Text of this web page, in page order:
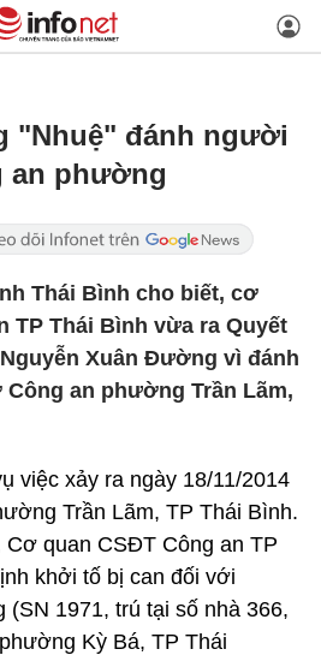
"Nhuệ" đánh người
an phường
Thái Bình cho biết, cơ
TP Thái Bình vừa ra Quyết
Xuân Đường vì đánh
an phường Trần Lãm,
việc xảy ra ngày 18/11/2014
Trần Lãm, TP Thái Bình.
quan CSĐT Công an TP
khởi tố bị can đối với
1971, trú tại số nhà 366,
Kỳ Bá, TP Thái